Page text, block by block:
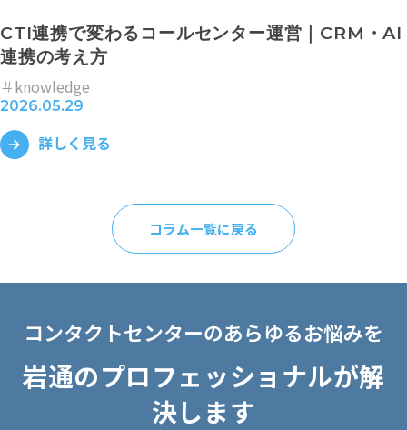
CTI連携で変わるコールセンター運営｜CRM・AI
連携の考え方
＃knowledge
2026.05.29
詳しく見る
コラム一覧に戻る
コンタクトセンターのあらゆるお悩みを
岩通のプロフェッショナルが解
決します